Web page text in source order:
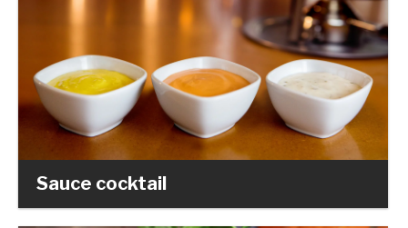
Sauce cocktail